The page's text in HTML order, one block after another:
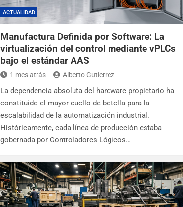
ACTUALIDAD
Manufactura Definida por Software: La
virtualización del control mediante vPLCs
bajo el estándar AAS
1 mes atrás Alberto Gutierrez
La dependencia absoluta del hardware propietario ha
constituido el mayor cuello de botella para la
escalabilidad de la automatización industrial.
Históricamente, cada línea de producción estaba
gobernada por Controladores Lógicos…